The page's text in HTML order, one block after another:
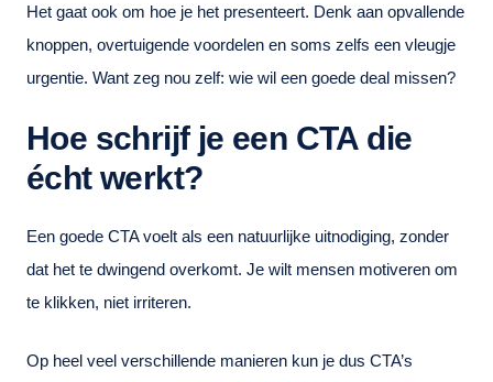
Het gaat ook om hoe je het presenteert. Denk aan opvallende
knoppen, overtuigende voordelen en soms zelfs een vleugje
urgentie. Want zeg nou zelf: wie wil een goede deal missen?
Hoe schrijf je een CTA die
écht werkt?
Een goede CTA voelt als een natuurlijke uitnodiging, zonder
dat het te dwingend overkomt. Je wilt mensen motiveren om
te klikken, niet irriteren.
Op heel veel verschillende manieren kun je dus CTA’s